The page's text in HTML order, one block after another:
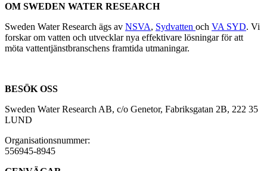
OM SWEDEN WATER RESEARCH
Sweden Water Research ägs av NSVA, Sydvatten och VA SYD. Vi
forskar om vatten och utvecklar nya effektivare lösningar för att
möta vattentjänstbranschens framtida utmaningar.
BESÖK OSS
Sweden Water Research AB, c/o Genetor, Fabriksgatan 2B, 222 35
LUND
Organisationsnummer:
556945-8945